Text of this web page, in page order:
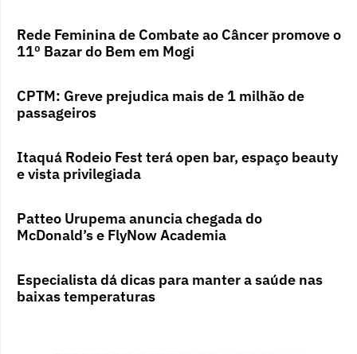
Rede Feminina de Combate ao Câncer promove o
11º Bazar do Bem em Mogi
CPTM: Greve prejudica mais de 1 milhão de
passageiros
Itaquá Rodeio Fest terá open bar, espaço beauty
e vista privilegiada
Patteo Urupema anuncia chegada do
McDonald’s e FlyNow Academia
Especialista dá dicas para manter a saúde nas
baixas temperaturas